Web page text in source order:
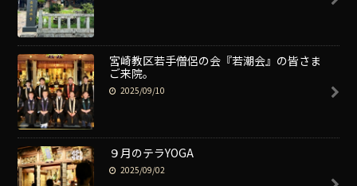
宮崎教区若手僧侶の会『若潮会』の皆さま
ご来院。
2025/09/10
９月のテラYOGA
2025/09/02